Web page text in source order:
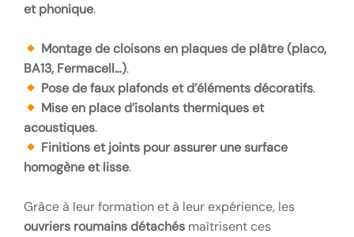
et phonique.
Montage de cloisons en plaques de plâtre (placo,
BA13, Fermacell…).
Pose de faux plafonds et d’éléments décoratifs.
Mise en place d’isolants thermiques et
acoustiques.
Finitions et joints pour assurer une surface
homogène et lisse.
Grâce à leur formation et à leur expérience, les
ouvriers roumains détachés maîtrisent ces